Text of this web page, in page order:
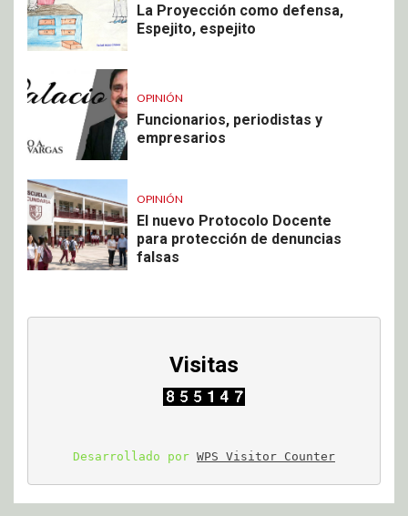
La Proyección como defensa,
Espejito, espejito
OPINIÓN
Funcionarios, periodistas y
empresarios
OPINIÓN
El nuevo Protocolo Docente
para protección de denuncias
falsas
Visitas
Desarrollado por WPS Visitor Counter